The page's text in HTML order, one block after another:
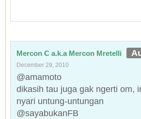
Mercon C a.k.a Mercon Mretelli
December 29, 2010
@amamoto
dikasih tau juga gak ngerti om,
nyari untung-untungan
@sayabukanFB